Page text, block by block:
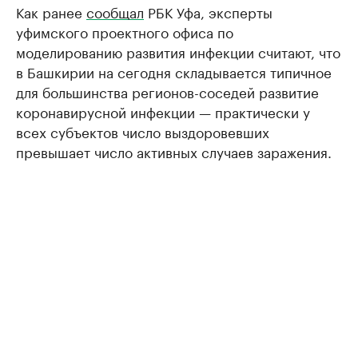
Как ранее сообщал РБК Уфа, эксперты
уфимского проектного офиса по
моделированию развития инфекции считают, что
в Башкирии на сегодня складывается типичное
для большинства регионов-соседей развитие
коронавирусной инфекции — практически у
всех субъектов число выздоровевших
превышает число активных случаев заражения.